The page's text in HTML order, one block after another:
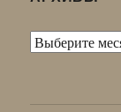
Архивы